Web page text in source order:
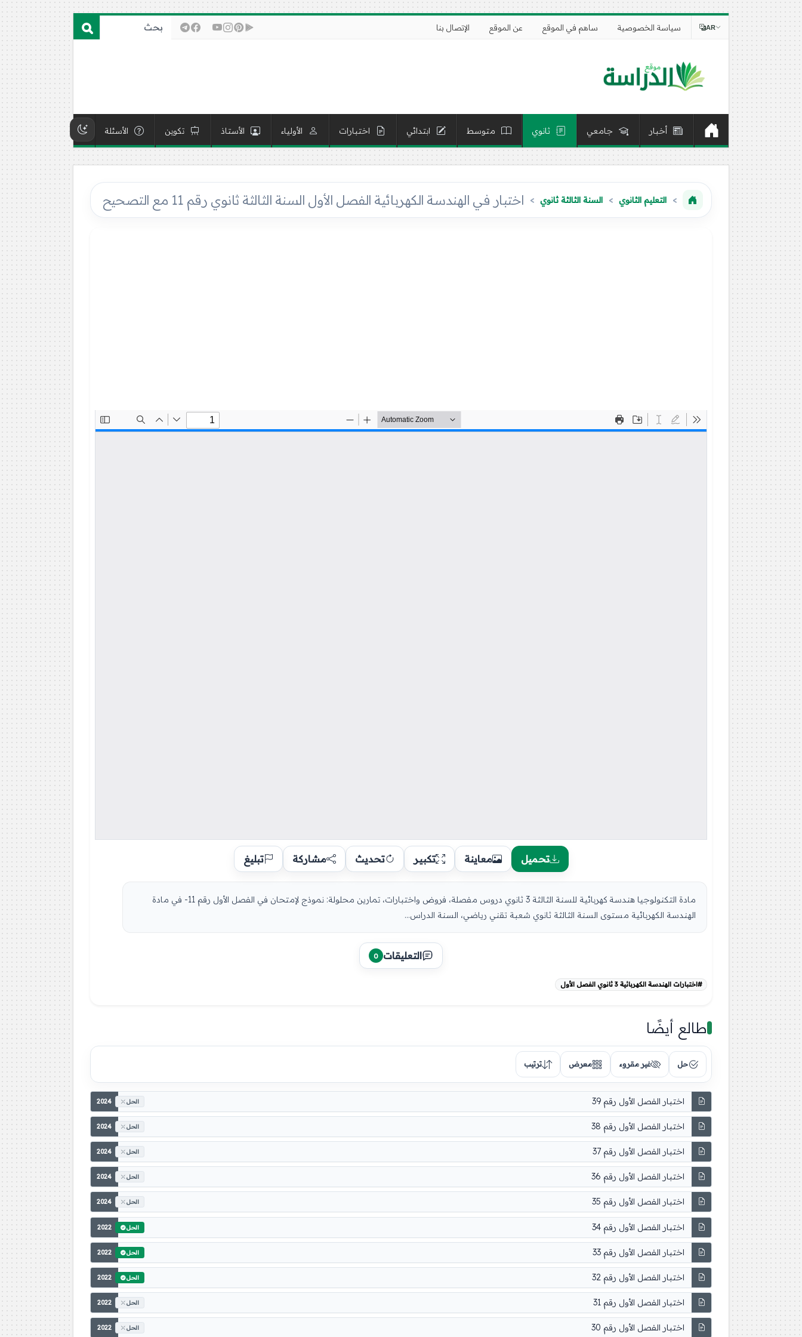
سياسة الخصوصية ساهم في الموقع عن الموقع الإتصال بنا AR
أخبار جامعي ثانوي متوسط ابتدائي اختبارات الأولياء الأستاذ تكوين الأسئلة
التعليم الثانوي السنة الثالثة ثانوي اختبار في الهندسة الكهربائية الفصل الأول السنة الثالثة ثانوي رقم 11 مع التصحيح
تحميل معاينة تكبير تحديث مشاركة تبليغ
مادة التكنولوجيا هندسة كهربائية للسنة الثالثة 3 ثانوي دروس مفصلة، فروض واختبارات، تمارين محلولة: نموذج لإمتحان في الفصل الأول رقم 11- في مادة
الهندسة الكهربائية مستوى السنة الثالثة ثانوي شعبة تقني رياضي، السنة الدراس...
التعليقات 0
#اختبارات الهندسة الكهربائية 3 ثانوي الفصل الأول
طالع أيضًا
حل غير مقروء معرض ترتيب
اختبار الفصل الأول رقم 39 2024 الحل
اختبار الفصل الأول رقم 38 2024 الحل
اختبار الفصل الأول رقم 37 2024 الحل
اختبار الفصل الأول رقم 36 2024 الحل
اختبار الفصل الأول رقم 35 2024 الحل
اختبار الفصل الأول رقم 34 2022 الحل
اختبار الفصل الأول رقم 33 2022 الحل
اختبار الفصل الأول رقم 32 2022 الحل
اختبار الفصل الأول رقم 31 2022 الحل
اختبار الفصل الأول رقم 30 2022 الحل